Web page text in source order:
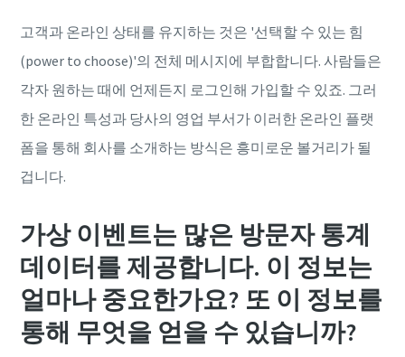
고객과 온라인 상태를 유지하는 것은 '선택할 수 있는 힘
(power to choose)'의 전체 메시지에 부합합니다. 사람들은
각자 원하는 때에 언제든지 로그인해 가입할 수 있죠. 그러
한 온라인 특성과 당사의 영업 부서가 이러한 온라인 플랫
폼을 통해 회사를 소개하는 방식은 흥미로운 볼거리가 될
겁니다.
가상 이벤트는 많은 방문자 통계
데이터를 제공합니다. 이 정보는
얼마나 중요한가요? 또 이 정보를
통해 무엇을 얻을 수 있습니까?